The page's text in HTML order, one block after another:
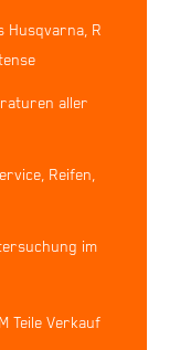
Husqvarna, R
aller
Reifen,
im
Teile Verkauf